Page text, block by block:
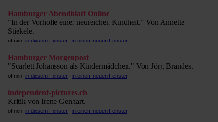
Hamburger Abendblatt Online
"In der Vorhölle einer neureichen Kindheit." Von Annette
Stiekele.
öffnen: in diesem Fenster | in einem neuen Fenster
Hamburger Morgenpost
"Scarlett Johansson als Kindermädchen." Von Jörg Brandes.
öffnen: in diesem Fenster | in einem neuen Fenster
independent-pictures.ch
Kritik von Irene Genhart.
öffnen: in diesem Fenster | in einem neuen Fenster